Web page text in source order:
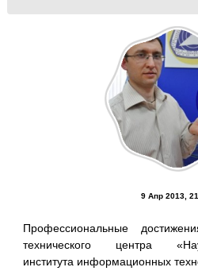
9 Апр 2013,
Профессиональные
технического центра
института информационных